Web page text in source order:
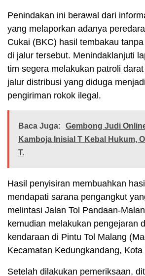
Penindakan ini berawal dari
yang melaporkan adanya
Cukai (BKC) hasil tembakau
di jalur tersebut. Menindaklanjuti
tim segera melakukan patroli
jalur distribusi yang diduga
pengiriman rokok ilegal.
Baca Juga:
Gembong Judi
Kamboja Inisial T Kebal Hukum,
T.
Hasil penyisiran membuahkan
mendapati sarana pengangkut
melintasi Jalan Tol Pandaan-
kemudian melakukan pengejaran
kendaraan di Pintu Tol Malang
Kecamatan Kedungkandang, Kota
Setelah dilakukan pemeriksaan,